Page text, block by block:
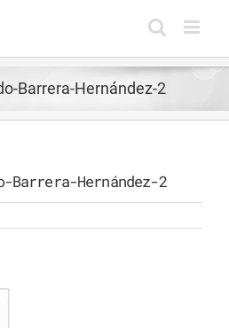
Barrera-Hernández-2
Barrera-Hernández-2